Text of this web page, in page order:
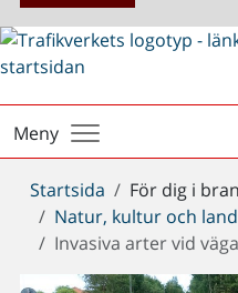
Meny
Du
är
här:
Startsida För dig i
Natur, kultur och
Invasiva arter vid